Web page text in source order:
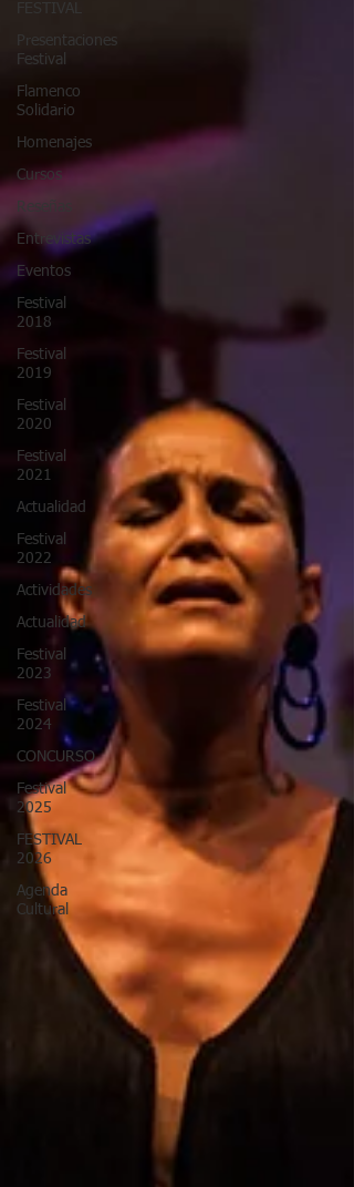
FESTIVAL
Presentaciones
Festival
Flamenco
Solidario
Homenajes
Cursos
Reseñas
Entrevistas
Eventos
Festival
2018
Festival
2019
Festival
2020
Festival
2021
Actualidad
Festival
2022
Actividades
Actualidad
Festival
2023
Festival
2024
CONCURSO
Festival
2025
FESTIVAL
2026
Agenda
Cultural